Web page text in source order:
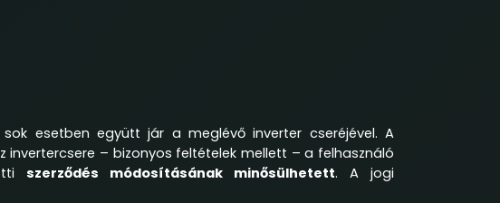
esetben együtt jár a meglévő inverter cseréjével. A
– bizonyos feltételek mellett – a felhasználó
szerződés módosításának minősülhetett. A jogi